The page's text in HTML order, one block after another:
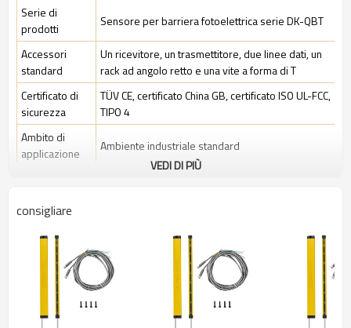
Serie di
prodotti
Sensore per barriera fotoelettrica serie DK-QBT
Accessori
standard
Un ricevitore, un trasmettitore, due linee dati, un
rack ad angolo retto e una vite a forma di T
Certificato di
sicurezza
TÜV CE, certificato China GB, certificato ISO UL-FCC,
TIPO 4
Ambito di
applicazione
Ambiente industriale standard
Spazio tra i
Rileva la
precisione
28 mm
Quantità di
travi
VEDI DI PIÙ
consigliare